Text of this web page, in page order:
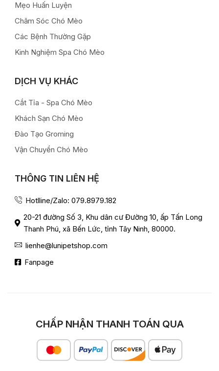
Mẹo Huấn Luyện
Chăm Sóc Chó Mèo
Các Bệnh Thường Gặp
Kinh Nghiệm Spa Chó Mèo
DỊCH VỤ KHÁC
Cắt Tỉa - Spa Chó Mèo
Khách Sạn Chó Mèo
Đào Tạo Groming
Vận Chuyển Chó Mèo
THÔNG TIN LIÊN HỆ
Hotlline/Zalo: 079.8979.182
20-21 đường Số 3, Khu dân cư Đường 10, ấp Tấn Long
Thanh Phú, xã Bến Lức, tỉnh Tây Ninh, 80000.
lienhe@lunipetshop.com
Fanpage
CHẤP NHẬN THANH TOÁN QUA